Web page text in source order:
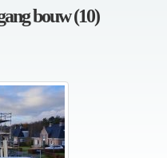
bouw (10)